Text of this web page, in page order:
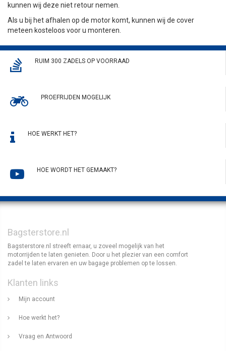
kunnen wij deze niet retour nemen.
Als u bij het afhalen op de motor komt, kunnen wij de cover
meteen kosteloos voor u monteren.
RUIM 300 ZADELS OP VOORRAAD
PROEFRIJDEN MOGELIJK
HOE WERKT HET?
HOE WORDT HET GEMAAKT?
Bagsterstore.nl
Bagsterstore.nl streeft ernaar, u zoveel mogelijk van het
motorrijden te laten genieten. Door u het plezier van een comfort
zadel te laten ervaren en uw bagage problemen op te lossen.
Klanten links
Mijn account
Hoe werkt het?
Vraag en Antwoord